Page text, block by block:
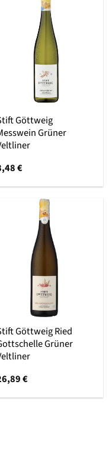
Göttweig
Grüner
€
Göttweig Ried
Grüner
€